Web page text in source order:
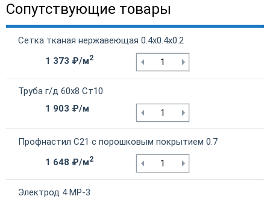
Сопутствующие товары
Сетка тканая нержавеющая 0.4х0.4х0.2
1 373 ₽/м2
Труба г/д 60х8 Ст10
1 903 ₽/м
Профнастил С21 с порошковым покрытием 0.7
1 648 ₽/м2
Электрод 4 МР-3